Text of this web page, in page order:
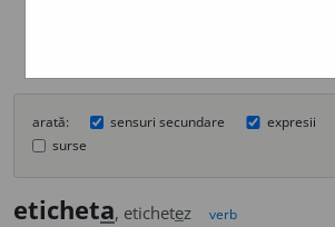
arată: sensuri secundare expresii
surse
eticheta, etichetez verb